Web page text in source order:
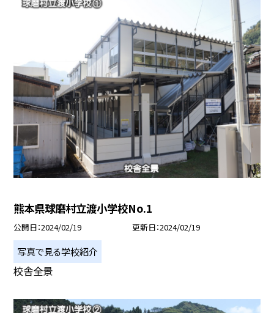
熊本県球磨村立渡小学校No.1
公開日 2024/02/19 更新日 2024/02/19
写真で見る学校紹介
校舎全景